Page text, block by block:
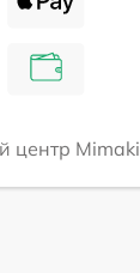
центр Mimaki